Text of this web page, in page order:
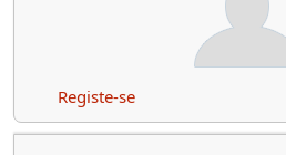
Registe-se